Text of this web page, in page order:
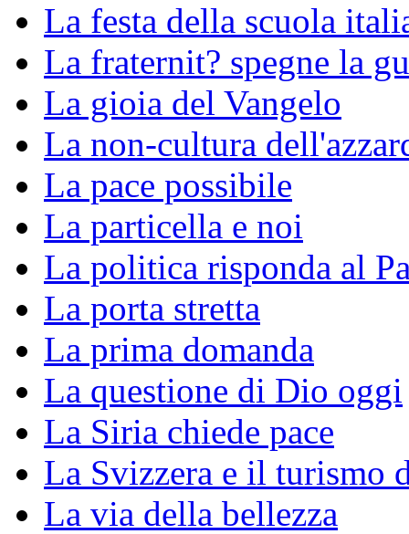
La festa della scuola
La fraternit? spegne la
La gioia del Vangelo
La non-cultura
La pace possibile
La particella e noi
La politica risponda al
La porta stretta
La prima domanda
La questione di Dio oggi
La Siria chiede pace
La Svizzera e il turismo
La via della bellezza